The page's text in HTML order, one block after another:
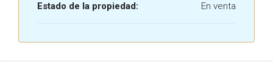
Estado de la propiedad: En venta